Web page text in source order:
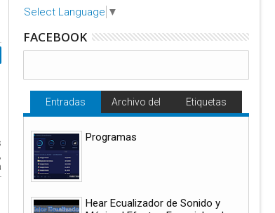
Select Language ▼
FACEBOOK
Entradas
Archivo del
Etiquetas
Programas
Hear Ecualizador de Sonido y